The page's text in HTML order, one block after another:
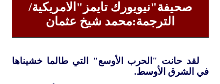
صحيفة"نيويورك تايمز"الامريكية/
الترجمة:محمد شيخ عثمان
لقد حانت "الحرب الأوسع" التي طالما خشيناها
في الشرق الأوسط.